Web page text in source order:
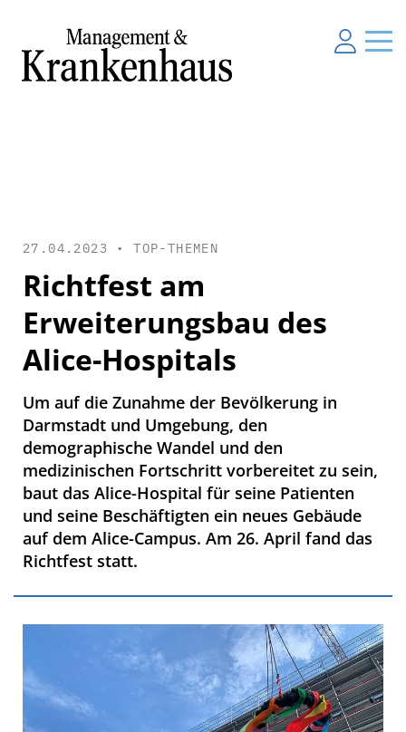
27.04.2023 •TOP-THEMEN
Richtfest am
Erweiterungsbau des
Alice-Hospitals
Um auf die Zunahme der Bevölkerung in
Darmstadt und Umgebung, den
demographische Wandel und den
medizinischen Fortschritt vorbereitet zu sein,
baut das Alice-Hospital für seine Patienten
und seine Beschäftigten ein neues Gebäude
auf dem Alice-Campus. Am 26. April fand das
Richtfest statt.